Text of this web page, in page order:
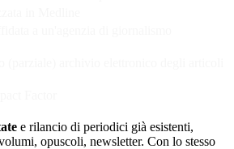
e rilancio di periodici già esistenti,
opuscoli, newsletter. Con lo stesso